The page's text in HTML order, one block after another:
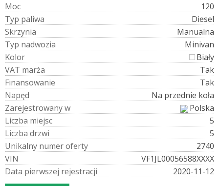
Moc
120
Typ paliwa
Diesel
Skrzynia
Manualna
Typ nadwozia
Minivan
Kolor
Biały
VAT marża
Tak
Finansowanie
Tak
Napęd
Na przednie koła
Zarejestrowanyw
Polska
Liczba miejsc
5
Liczba drzwi
5
Unikalny numeroferty
2740
VIN
VF1JL00056588XXXX
Data pierwszej rejestracji 2020-11-12